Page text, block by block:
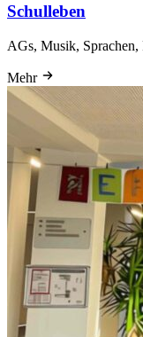
Schulleben
AGs, Musik, Sprachen,
Mehr